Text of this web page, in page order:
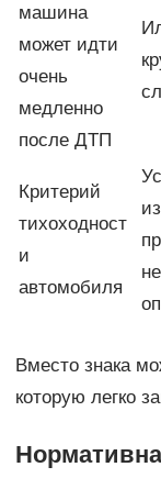
машина
может идти
очень
медленно
после ДТП
Критерий
тихоходност
и
автомобиля
Вместо знака
которую легко